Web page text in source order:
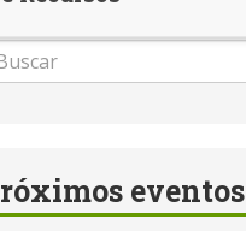
eventos